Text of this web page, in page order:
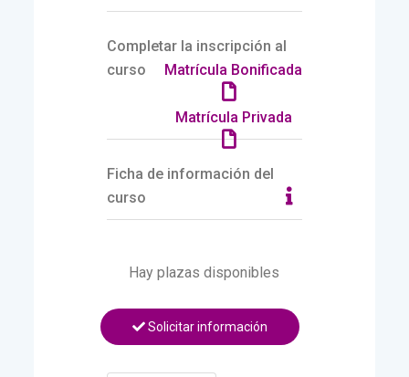
Completar la inscripción al
curso
Matrícula Bonificada
Matrícula Privada
Ficha de información del
curso
Hay plazas disponibles
Solicitar información